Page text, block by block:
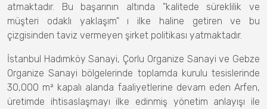
atmaktadır. Bu başarının altında "kalitede süreklilik ve
müşteri odaklı yaklaşım" ı ilke haline getiren ve bu
çizgisinden taviz vermeyen şirket politikası yatmaktadır.
İstanbul Hadımköy Sanayi, Çorlu Organize Sanayi ve Gebze
Organize Sanayi bölgelerinde toplamda kurulu tesislerinde
30,000 m² kapalı alanda faaliyetlerine devam eden Arfen,
üretimde ihtisaslaşmayı ilke edinmiş yönetim anlayışı ile